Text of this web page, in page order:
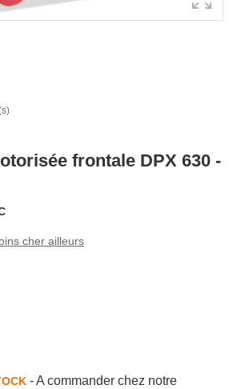
frontale DPX 630 -
cher ailleurs
- A commander chez notre